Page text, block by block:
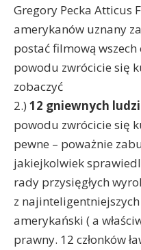
Gregory Pecka Atticus
amerykanów uznany
postać filmową wszech
powodu zwrócicie się
zobaczyć
2.) 12 gniewnych ludzi
powodu zwrócicie się
pewne – poważnie
jakiejkolwiek
rady przysięgłych
z
amerykański ( a
prawny. 12 członków